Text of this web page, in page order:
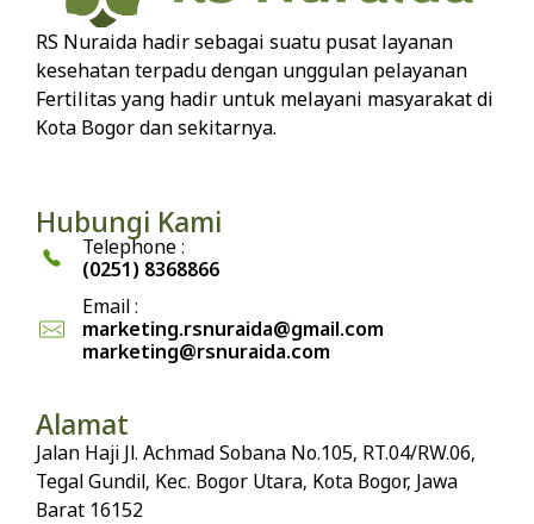
RS Nuraida hadir sebagai suatu pusat layanan
kesehatan terpadu dengan unggulan pelayanan
Fertilitas yang hadir untuk melayani masyarakat di
Kota Bogor dan sekitarnya.
Hubungi Kami
Telephone :
(0251) 8368866
Email :
marketing.rsnuraida@gmail.com
marketing@rsnuraida.com
Alamat
Jalan Haji Jl. Achmad Sobana No.105, RT.04/RW.06,
Tegal Gundil, Kec. Bogor Utara, Kota Bogor, Jawa
Barat 16152